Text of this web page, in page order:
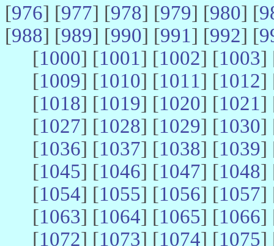
[976] [977] [978] [979] [980] [
[988] [989] [990] [991] [992] [
[1000] [1001] [1002] [1003]
[1009] [1010] [1011] [1012]
[1018] [1019] [1020] [1021]
[1027] [1028] [1029] [1030]
[1036] [1037] [1038] [1039]
[1045] [1046] [1047] [1048]
[1054] [1055] [1056] [1057]
[1063] [1064] [1065] [1066]
[1072] [1073] [1074] [1075]